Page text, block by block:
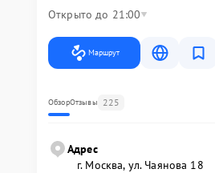
Открыто до 21:00
Маршрут
ОбзорОтзывы 225
Адрес
г. Москва, ул. Чаянова 18